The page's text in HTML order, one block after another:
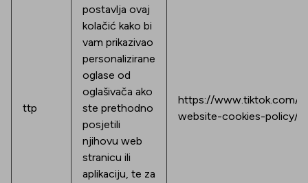
ttp
postavlja ovaj
kolačić kako bi
vam prikazivao
personalizirane
oglase od
oglašivača ako
ste prethodno
posjetili
njihovu web
stranicu ili
aplikaciju, te za
https://www.tiktok.com/
website-cookies-policy/